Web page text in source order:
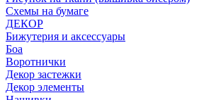
Схемы на бумаге
ДЕКОР
Бижутерия и аксессуары
Боа
Воротнички
Декор застежки
Декор элементы